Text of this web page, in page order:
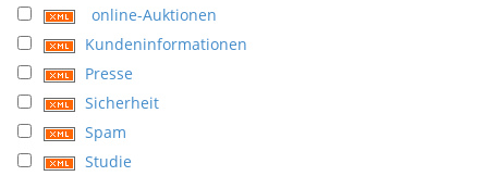
online-Auktionen
Kundeninformationen
Presse
Sicherheit
Spam
Studie